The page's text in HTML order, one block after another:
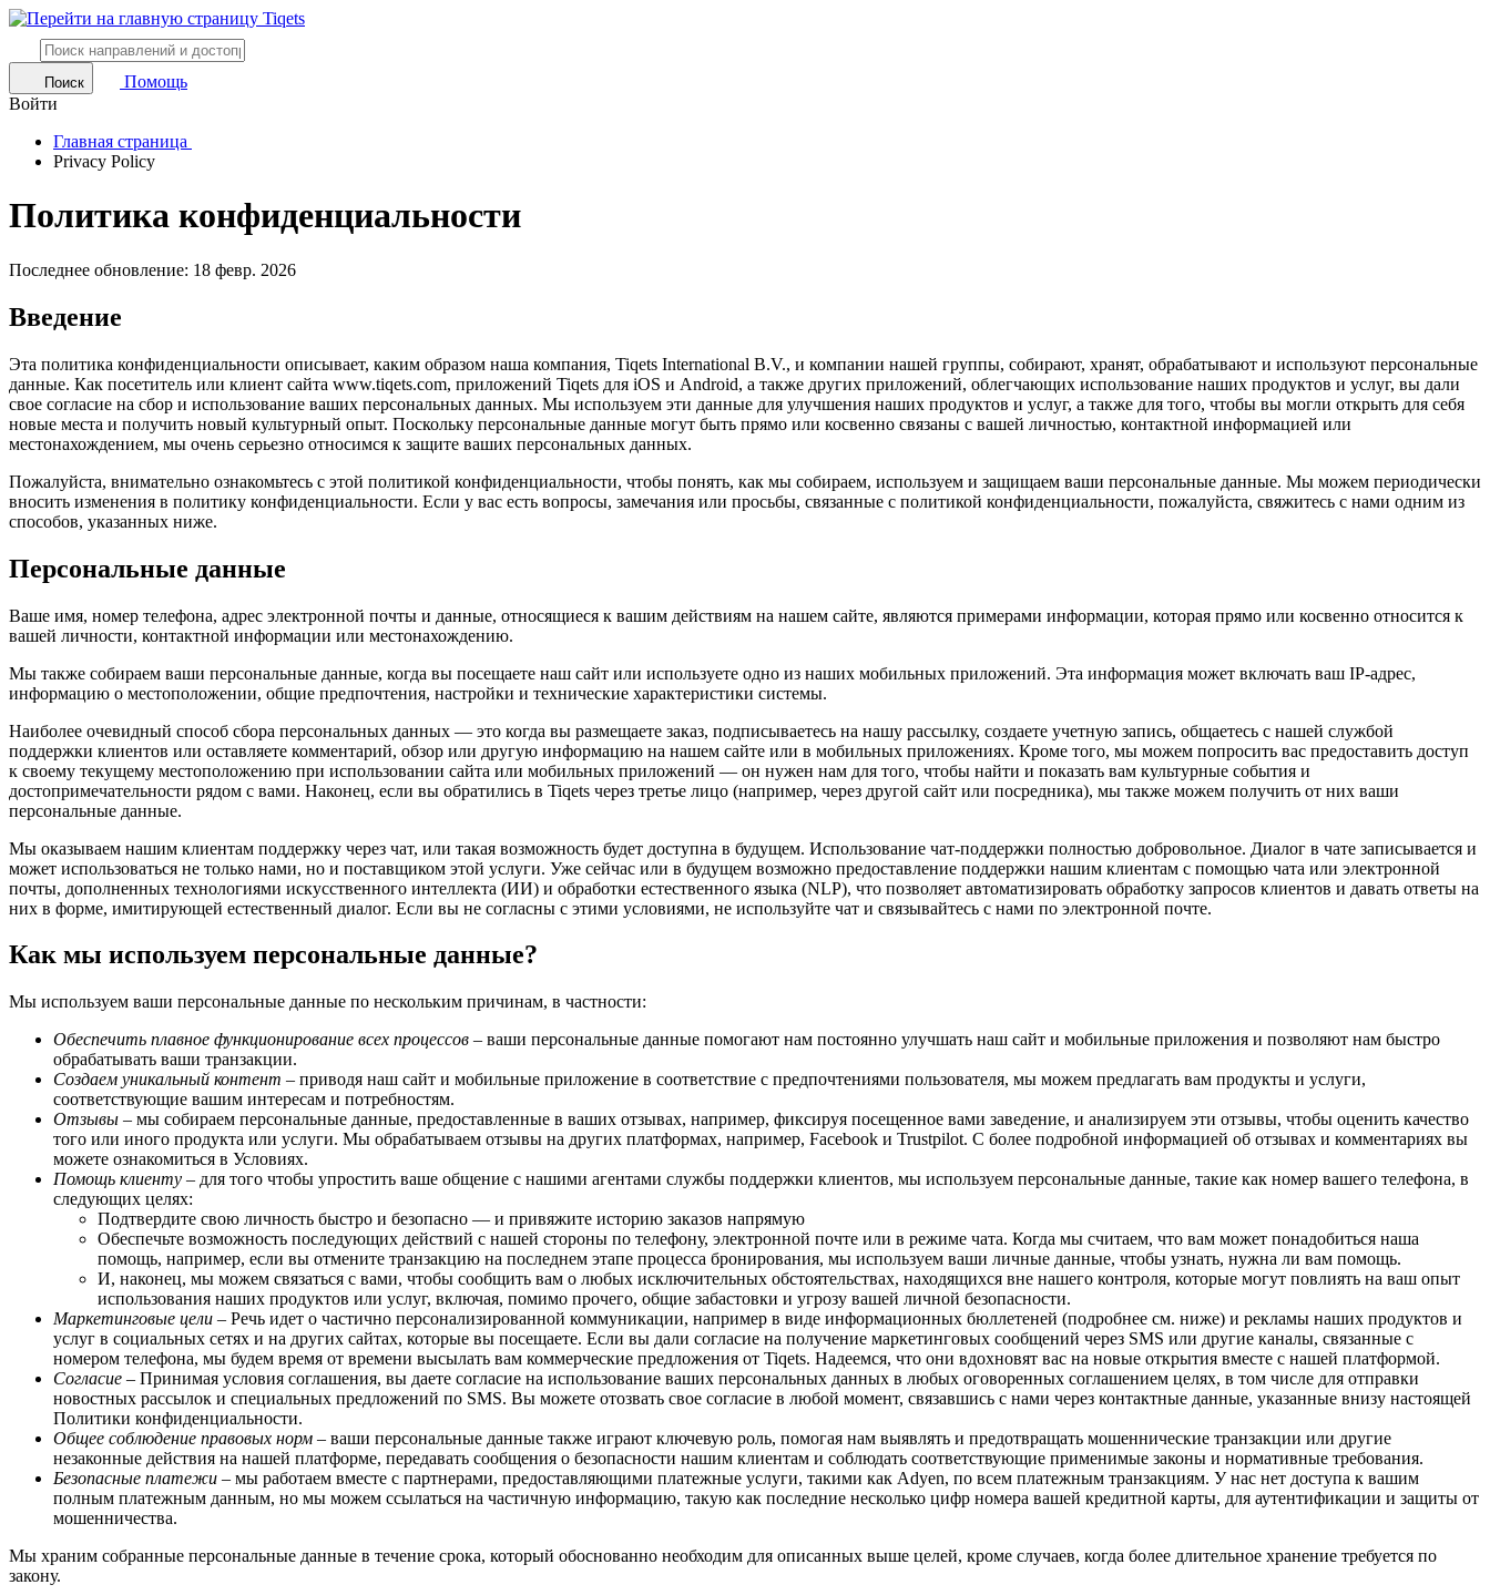
Поиск
Помощь
Войти
Главная страница
Privacy Policy
Политика конфиденциальности
Последнее обновление: 18 февр. 2026
Введение
Эта политика конфиденциальности описывает, каким образом наша компания, Tiqets International B.V., и компании нашей группы, собирают, хранят, обрабатывают и используют персональные
данные. Как посетитель или клиент сайта www.tiqets.com, приложений Tiqets для iOS и Android, а также других приложений, облегчающих использование наших продуктов и услуг, вы дали
свое согласие на сбор и использование ваших персональных данных. Мы используем эти данные для улучшения наших продуктов и услуг, а также для того, чтобы вы могли открыть для себя
новые места и получить новый культурный опыт. Поскольку персональные данные могут быть прямо или косвенно связаны с вашей личностью, контактной информацией или
местонахождением, мы очень серьезно относимся к защите ваших персональных данных.
Пожалуйста, внимательно ознакомьтесь с этой политикой конфиденциальности, чтобы понять, как мы собираем, используем и защищаем ваши персональные данные. Мы можем периодически
вносить изменения в политику конфиденциальности. Если у вас есть вопросы, замечания или просьбы, связанные с политикой конфиденциальности, пожалуйста, свяжитесь с нами одним из
способов, указанных ниже.
Персональные данные
Ваше имя, номер телефона, адрес электронной почты и данные, относящиеся к вашим действиям на нашем сайте, являются примерами информации, которая прямо или косвенно относится к
вашей личности, контактной информации или местонахождению.
Мы также собираем ваши персональные данные, когда вы посещаете наш сайт или используете одно из наших мобильных приложений. Эта информация может включать ваш IP-адрес,
информацию о местоположении, общие предпочтения, настройки и технические характеристики системы.
Наиболее очевидный способ сбора персональных данных — это когда вы размещаете заказ, подписываетесь на нашу рассылку, создаете учетную запись, общаетесь с нашей службой
поддержки клиентов или оставляете комментарий, обзор или другую информацию на нашем сайте или в мобильных приложениях. Кроме того, мы можем попросить вас предоставить доступ
к своему текущему местоположению при использовании сайта или мобильных приложений — он нужен нам для того, чтобы найти и показать вам культурные события и
достопримечательности рядом с вами. Наконец, если вы обратились в Tiqets через третье лицо (например, через другой сайт или посредника), мы также можем получить от них ваши
персональные данные.
Мы оказываем нашим клиентам поддержку через чат, или такая возможность будет доступна в будущем. Использование чат-поддержки полностью добровольное. Диалог в чате записывается и
может использоваться не только нами, но и поставщиком этой услуги. Уже сейчас или в будущем возможно предоставление поддержки нашим клиентам с помощью чата или электронной
почты, дополненных технологиями искусственного интеллекта (ИИ) и обработки естественного языка (NLP), что позволяет автоматизировать обработку запросов клиентов и давать ответы на
них в форме, имитирующей естественный диалог. Если вы не согласны с этими условиями, не используйте чат и связывайтесь с нами по электронной почте.
Как мы используем персональные данные?
Мы используем ваши персональные данные по нескольким причинам, в частности:
Обеспечить плавное функционирование всех процессов – ваши персональные данные помогают нам постоянно улучшать наш сайт и мобильные приложения и позволяют нам быстро
обрабатывать ваши транзакции.
Создаем уникальный контент – приводя наш сайт и мобильные приложение в соответствие с предпочтениями пользователя, мы можем предлагать вам продукты и услуги,
соответствующие вашим интересам и потребностям.
Отзывы – мы собираем персональные данные, предоставленные в ваших отзывах, например, фиксируя посещенное вами заведение, и анализируем эти отзывы, чтобы оценить качество
того или иного продукта или услуги. Мы обрабатываем отзывы на других платформах, например, Facebook и Trustpilot. С более подробной информацией об отзывах и комментариях вы
можете ознакомиться в Условиях.
Помощь клиенту – для того чтобы упростить ваше общение с нашими агентами службы поддержки клиентов, мы используем персональные данные, такие как номер вашего телефона, в
следующих целях:
Подтвердите свою личность быстро и безопасно — и привяжите историю заказов напрямую
Обеспечьте возможность последующих действий с нашей стороны по телефону, электронной почте или в режиме чата. Когда мы считаем, что вам может понадобиться наша
помощь, например, если вы отмените транзакцию на последнем этапе процесса бронирования, мы используем ваши личные данные, чтобы узнать, нужна ли вам помощь.
И, наконец, мы можем связаться с вами, чтобы сообщить вам о любых исключительных обстоятельствах, находящихся вне нашего контроля, которые могут повлиять на ваш опыт
использования наших продуктов или услуг, включая, помимо прочего, общие забастовки и угрозу вашей личной безопасности.
Маркетинговые цели – Речь идет о частично персонализированной коммуникации, например в виде информационных бюллетеней (подробнее см. ниже) и рекламы наших продуктов и
услуг в социальных сетях и на других сайтах, которые вы посещаете. Если вы дали согласие на получение маркетинговых сообщений через SMS или другие каналы, связанные с
номером телефона, мы будем время от времени высылать вам коммерческие предложения от Tiqets. Надеемся, что они вдохновят вас на новые открытия вместе с нашей платформой.
Согласие – Принимая условия соглашения, вы даете согласие на использование ваших персональных данных в любых оговоренных соглашением целях, в том числе для отправки
новостных рассылок и специальных предложений по SMS. Вы можете отозвать свое согласие в любой момент, связавшись с нами через контактные данные, указанные внизу настоящей
Политики конфиденциальности.
Общее соблюдение правовых норм – ваши персональные данные также играют ключевую роль, помогая нам выявлять и предотвращать мошеннические транзакции или другие
незаконные действия на нашей платформе, передавать сообщения о безопасности нашим клиентам и соблюдать соответствующие применимые законы и нормативные требования.
Безопасные платежи – мы работаем вместе с партнерами, предоставляющими платежные услуги, такими как Adyen, по всем платежным транзакциям. У нас нет доступа к вашим
полным платежным данным, но мы можем ссылаться на частичную информацию, такую как последние несколько цифр номера вашей кредитной карты, для аутентификации и защиты от
мошенничества.
Мы храним собранные персональные данные в течение срока, который обоснованно необходим для описанных выше целей, кроме случаев, когда более длительное хранение требуется по
закону.